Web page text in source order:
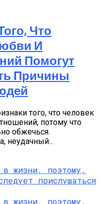
Что
И
Помогут
Причины
того, что человек
потому что
обжечься.
неудачный...